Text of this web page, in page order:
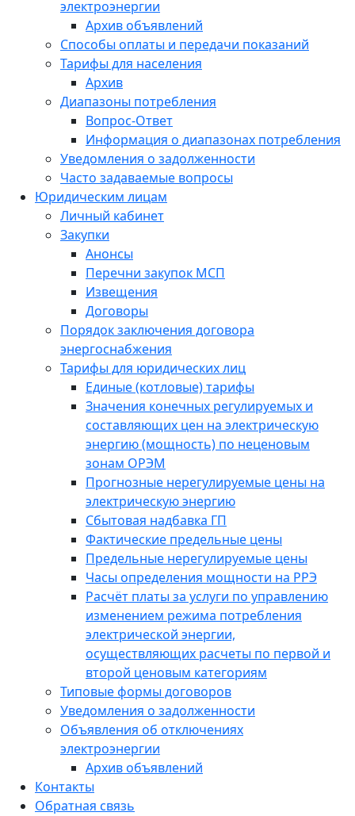
электроэнергии
Архив объявлений
Способы оплаты и передачи показаний
Тарифы для населения
Архив
Диапазоны потребления
Вопрос-Ответ
Информация о диапазонах потребления
Уведомления о задолженности
Часто задаваемые вопросы
Юридическим лицам
Личный кабинет
Закупки
Анонсы
Перечни закупок МСП
Извещения
Договоры
Порядок заключения договора
энергоснабжения
Тарифы для юридических лиц
Единые (котловые) тарифы
Значения конечных регулируемых и
составляющих цен на электрическую
энергию (мощность) по неценовым
зонам ОРЭМ
Прогнозные нерегулируемые цены на
электрическую энергию
Сбытовая надбавка ГП
Фактические предельные цены
Предельные нерегулируемые цены
Часы определения мощности на РРЭ
Расчёт платы за услуги по управлению
изменением режима потребления
электрической энергии,
осуществляющих расчеты по первой и
второй ценовым категориям
Типовые формы договоров
Уведомления о задолженности
Объявления об отключениях
электроэнергии
Архив объявлений
Контакты
Обратная связь